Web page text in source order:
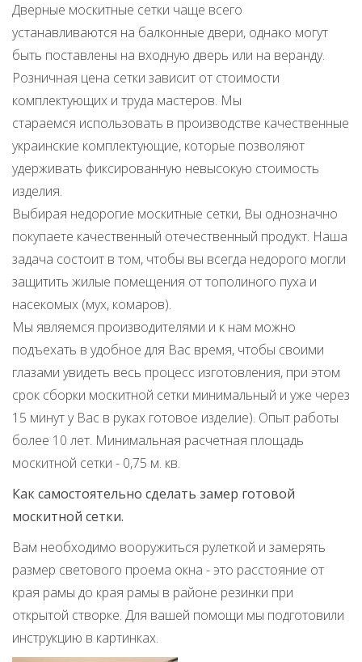
Дверные москитные сетки чаще всего
устанавливаются на балконные двери, однако могут
быть поставлены на входную дверь или на веранду.
Розничная цена сетки зависит от стоимости
комплектующих и труда мастеров. Мы
стараемся использовать в производстве качественные
украинские комплектующие, которые позволяют
удерживать фиксированную невысокую стоимость
изделия.
Выбирая недорогие москитные сетки, Вы однозначно
покупаете качественный отечественный продукт. Наша
задача состоит в том, чтобы вы всегда недорого могли
защитить жилые помещения от тополиного пуха и
насекомых (мух, комаров).
Мы являемся производителями и к нам можно
подъехать в удобное для Вас время, чтобы своими
глазами увидеть весь процесс изготовления, при этом
срок сборки москитной сетки минимальный и уже через
15 минут у Вас в руках готовое изделие). Опыт работы
более 10 лет. Минимальная расчетная площадь
москитной сетки - 0,75 м. кв.
Как самостоятельно сделать замер готовой
москитной сетки.
Вам необходимо вооружиться рулеткой и замерять
размер светового проема окна - это расстояние от
края рамы до края рамы в районе резинки при
открытой створке. Для вашей помощи мы подготовили
инструкцию в картинках.